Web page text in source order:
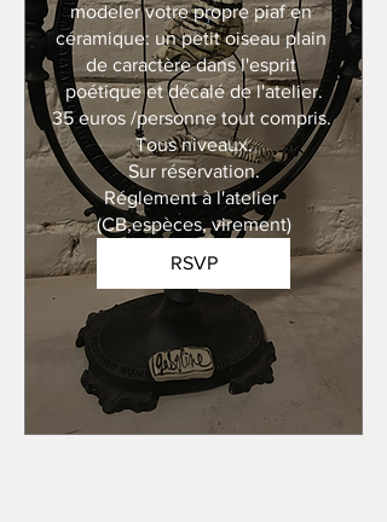
modeler votre propre piaf en
céramique: un petit oiseau plain
de caractère dans l'esprit
poétique et décalé de l'atelier.
35 euros /personne tout compris.
Tous niveaux.
Sur réservation.
Réglement à l'atelier
(CB,espèces, virement)
RSVP